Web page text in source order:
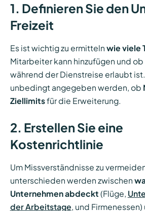
1. Definieren Sie den
Freizeit
Es ist wichtig zu ermitteln wie viele
Mitarbeiter kann hinzufügen und ob
während der Dienstreise erlaubt
unbedingt angegeben werden, ob
Ziellimitsfür die Erweiterung.
2. Erstellen Sie eine
Kostenrichtlinie
Um Missverständnisse zu
unterschieden werden zwischen
Unternehmen abdeckt (Flüge,
der Arbeitstage, und Firmenessen)